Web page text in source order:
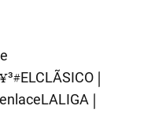
#ELCLÃSICO